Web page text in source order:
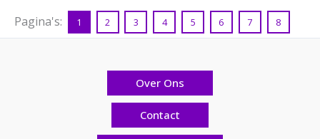
Pagina's: 1 2 3 4 5 6 7 8
Over Ons
Contact